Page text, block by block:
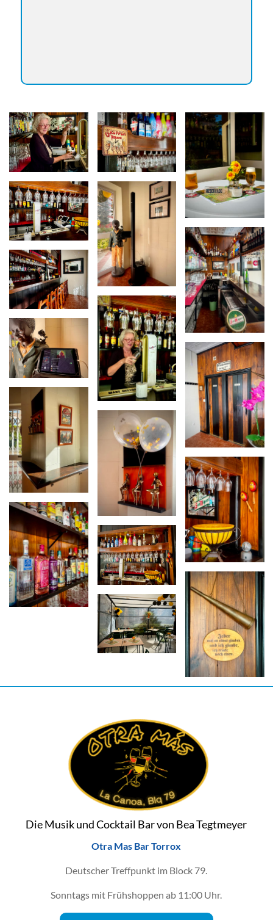
Die Musik und Cocktail Bar von Bea Tegtmeyer
Otra Mas Bar Torrox
Deutscher Treffpunkt im Block 79.
Sonntags mit Frühshoppen ab 11:00 Uhr.